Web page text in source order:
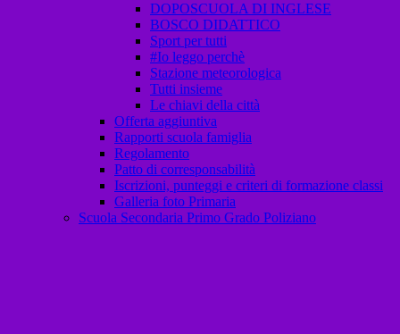
DOPOSCUOLA DI INGLESE
BOSCO DIDATTICO
Sport per tutti
#Io leggo perchè
Stazione meteorologica
Tutti insieme
Le chiavi della città
Offerta aggiuntiva
Rapporti scuola famiglia
Regolamento
Patto di corresponsabilità
Iscrizioni, punteggi e criteri di formazione classi
Galleria foto Primaria
Scuola Secondaria Primo Grado Poliziano